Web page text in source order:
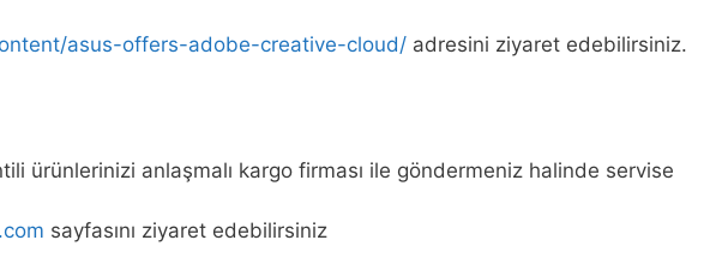
asus-offers-adobe-creative-cloud/ adresini ziyaret edebilirsiniz.
ürünlerinizi anlaşmalı kargo firması ile göndermeniz halinde servise
sayfasını ziyaret edebilirsiniz